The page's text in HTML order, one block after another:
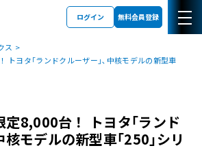
ログイン 無料会員登録
ス
トヨタ｢ランドクルーザー｣､中核モデルの新型車
定8,000台！ トヨタ｢ランド
核モデルの新型車｢250｣シリ